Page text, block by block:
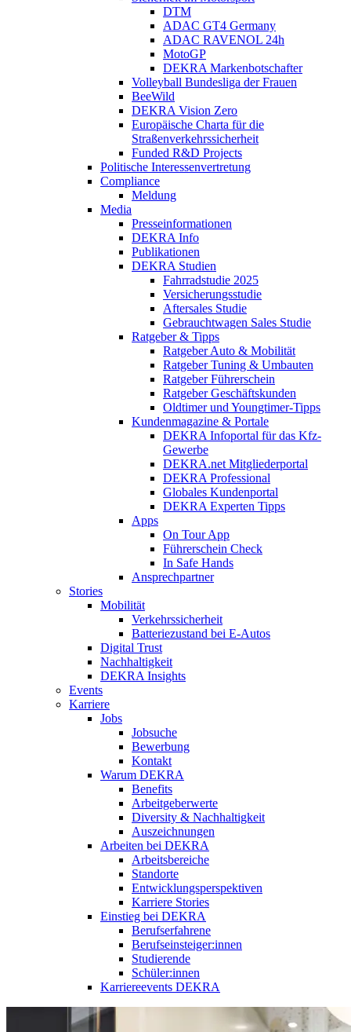
DTM
ADAC GT4 Germany
ADAC RAVENOL 24h
MotoGP
DEKRA Markenbotschafter
Volleyball Bundesliga der Frauen
BeeWild
DEKRA Vision Zero
Europäische Charta für die
Straßenverkehrssicherheit
Funded R&D Projects
Politische Interessenvertretung
Compliance
Meldung
Media
Presseinformationen
DEKRA Info
Publikationen
DEKRA Studien
Fahrradstudie 2025
Versicherungsstudie
Aftersales Studie
Gebrauchtwagen Sales Studie
Ratgeber & Tipps
Ratgeber Auto & Mobilität
Ratgeber Tuning & Umbauten
Ratgeber Führerschein
Ratgeber Geschäftskunden
Oldtimer und Youngtimer-Tipps
Kundenmagazine & Portale
DEKRA Infoportal für das Kfz-
Gewerbe
DEKRA.net Mitgliederportal
DEKRA Professional
Globales Kundenportal
DEKRA Experten Tipps
Apps
On Tour App
Führerschein Check
In Safe Hands
Ansprechpartner
Stories
Mobilität
Verkehrssicherheit
Batteriezustand bei E-Autos
Digital Trust
Nachhaltigkeit
DEKRA Insights
Events
Karriere
Jobs
Jobsuche
Bewerbung
Kontakt
Warum DEKRA
Benefits
Arbeitgeberwerte
Diversity & Nachhaltigkeit
Auszeichnungen
Arbeiten bei DEKRA
Arbeitsbereiche
Standorte
Entwicklungsperspektiven
Karriere Stories
Einstieg bei DEKRA
Berufserfahrene
Berufseinsteiger:innen
Studierende
Schüler:innen
Karriereevents DEKRA